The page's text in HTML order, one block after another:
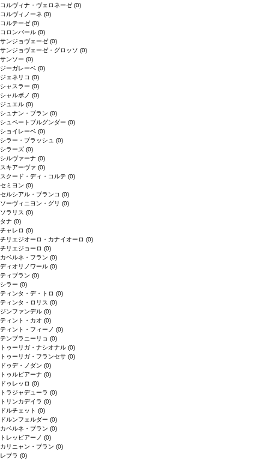
コルヴィナ・ヴェロネーゼ (0)
コルヴィノーネ (0)
コルテーゼ (0)
コロンバール (0)
サンジョヴェーゼ (0)
サンジョヴェーゼ・グロッソ (0)
サンソー (0)
ジーガレーベ (0)
ジェネリコ (0)
シャスラー (0)
シャルボノ (0)
ジュエル (0)
シュナン・ブラン (0)
シュペートブルグンダー (0)
ショイレーベ (0)
シラー・ブラッシュ (0)
シラーズ (0)
シルヴァーナ (0)
スキアーヴァ (0)
スクード・ディ・コルテ (0)
セミヨン (0)
セルシアル・ブランコ (0)
ソーヴィニヨン・グリ (0)
ソラリス (0)
タナ (0)
チャレロ (0)
チリエジオーロ・カナイオーロ (0)
チリエジョーロ (0)
カベルネ・フラン (0)
ディオリノワール (0)
ティブラン (0)
シラー (0)
ティンタ・デ・トロ (0)
ティンタ・ロリス (0)
ジンファンデル (0)
ティント・カオ (0)
ティント・フィーノ (0)
テンプラニーリョ (0)
トゥーリガ・ナシオナル (0)
トゥーリガ・フランセサ (0)
ドゥデ・ノダン (0)
トゥルビアーナ (0)
ドゥレッロ (0)
トラジャデューラ (0)
トリンカデイラ (0)
ドルチェット (0)
ドルンフェルダー (0)
カベルネ・ブラン (0)
トレッビアーノ (0)
カリニャン・ブラン (0)
レブラ (0)